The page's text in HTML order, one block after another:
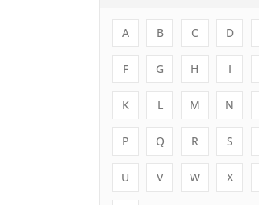
A B C D
F G H I
K L M N
P Q R S
U V W X